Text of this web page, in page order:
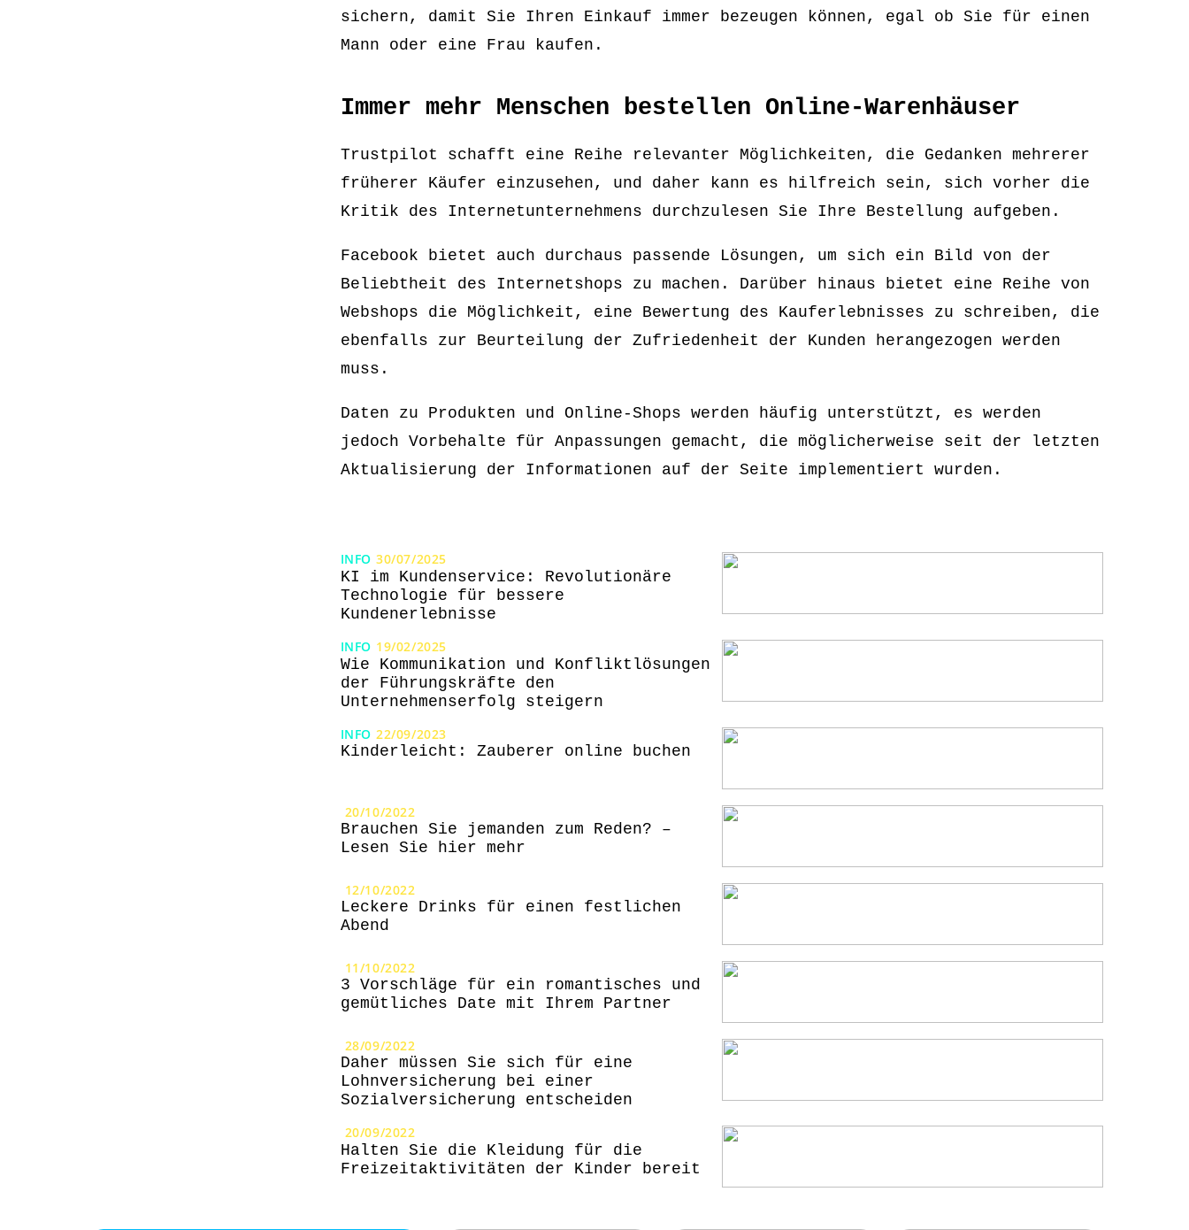
sichern, damit Sie Ihren Einkauf immer bezeugen können, egal ob Sie für einen
Mann oder eine Frau kaufen.
Immer mehr Menschen bestellen Online-Warenhäuser
Trustpilot schafft eine Reihe relevanter Möglichkeiten, die Gedanken mehrerer
früherer Käufer einzusehen, und daher kann es hilfreich sein, sich vorher die
Kritik des Internetunternehmens durchzulesen Sie Ihre Bestellung aufgeben.
Facebook bietet auch durchaus passende Lösungen, um sich ein Bild von der
Beliebtheit des Internetshops zu machen. Darüber hinaus bietet eine Reihe von
Webshops die Möglichkeit, eine Bewertung des Kauferlebnisses zu schreiben, die
ebenfalls zur Beurteilung der Zufriedenheit der Kunden herangezogen werden
muss.
Daten zu Produkten und Online-Shops werden häufig unterstützt, es werden
jedoch Vorbehalte für Anpassungen gemacht, die möglicherweise seit der letzten
Aktualisierung der Informationen auf der Seite implementiert wurden.
INFO 30/07/2025
KI im Kundenservice: Revolutionäre
Technologie für bessere
Kundenerlebnisse
INFO 19/02/2025
Wie Kommunikation und Konfliktlösungen
der Führungskräfte den
Unternehmenserfolg steigern
INFO 22/09/2023
Kinderleicht: Zauberer online buchen
20/10/2022
Brauchen Sie jemanden zum Reden? –
Lesen Sie hier mehr
12/10/2022
Leckere Drinks für einen festlichen
Abend
11/10/2022
3 Vorschläge für ein romantisches und
gemütliches Date mit Ihrem Partner
28/09/2022
Daher müssen Sie sich für eine
Lohnversicherung bei einer
Sozialversicherung entscheiden
20/09/2022
Halten Sie die Kleidung für die
Freizeitaktivitäten der Kinder bereit